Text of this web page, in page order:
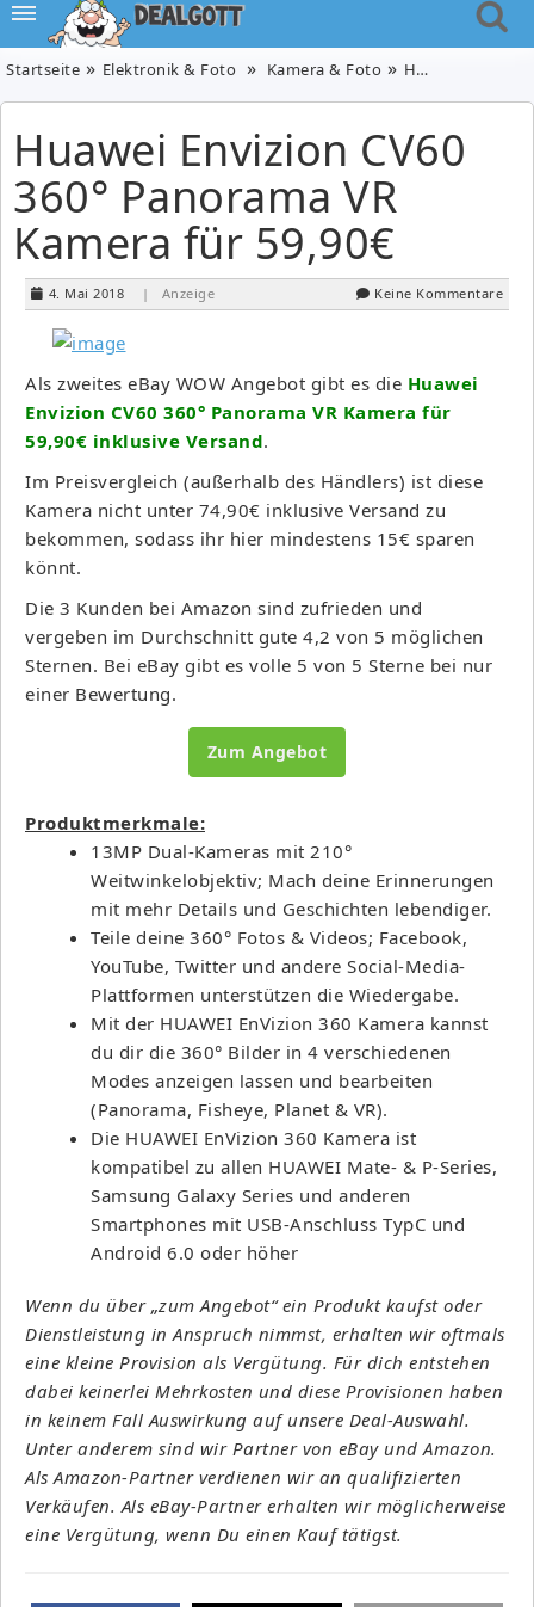
Startseite Elektronik & Foto Kamera & Foto Huawei Envizion CV60 360° Panorama VR Kamera für 59,90€
Huawei Envizion CV60
360° Panorama VR
Kamera für 59,90€
4. Mai 2018 | Anzeige Keine Kommentare
Als zweites eBay WOW Angebot gibt es die Huawei
Envizion CV60 360° Panorama VR Kamera für
59,90€ inklusive Versand.
Im Preisvergleich (außerhalb des Händlers) ist diese
Kamera nicht unter 74,90€ inklusive Versand zu
bekommen, sodass ihr hier mindestens 15€ sparen
könnt.
Die 3 Kunden bei Amazon sind zufrieden und
vergeben im Durchschnitt gute 4,2 von 5 möglichen
Sternen. Bei eBay gibt es volle 5 von 5 Sterne bei nur
einer Bewertung.
Zum Angebot
Produktmerkmale:
13MP Dual-Kameras mit 210°
Weitwinkelobjektiv; Mach deine Erinnerungen
mit mehr Details und Geschichten lebendiger.
Teile deine 360° Fotos & Videos; Facebook,
YouTube, Twitter und andere Social-Media-
Plattformen unterstützen die Wiedergabe.
Mit der HUAWEI EnVizion 360 Kamera kannst
du dir die 360° Bilder in 4 verschiedenen
Modes anzeigen lassen und bearbeiten
(Panorama, Fisheye, Planet & VR).
Die HUAWEI EnVizion 360 Kamera ist
kompatibel zu allen HUAWEI Mate- & P-Series,
Samsung Galaxy Series und anderen
Smartphones mit USB-Anschluss TypC und
Android 6.0 oder höher
Wenn du über „zum Angebot“ ein Produkt kaufst oder
Dienstleistung in Anspruch nimmst, erhalten wir oftmals
eine kleine Provision als Vergütung. Für dich entstehen
dabei keinerlei Mehrkosten und diese Provisionen haben
in keinem Fall Auswirkung auf unsere Deal-Auswahl.
Unter anderem sind wir Partner von eBay und Amazon.
Als Amazon-Partner verdienen wir an qualifizierten
Verkäufen. Als eBay-Partner erhalten wir möglicherweise
eine Vergütung, wenn Du einen Kauf tätigst.